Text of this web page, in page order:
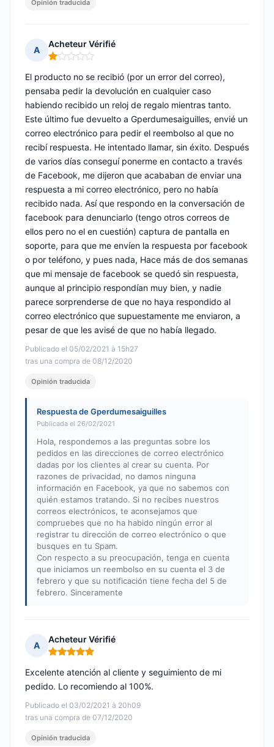
Opinión traducida
A
Acheteur Vérifié
Nota: 1 de 5
Publicado el 05/02/2021 à 15h27
tras una compra de 08/12/2020
El producto no se recibió (por un error del correo),
pensaba pedir la devolución en cualquier caso
habiendo recibido un reloj de regalo mientras tanto.
Este último fue devuelto a Gperdumesaiguilles, envié un
correo electrónico para pedir el reembolso al que no
recibí respuesta. He intentado llamar, sin éxito. Después
de varios días conseguí ponerme en contacto a través
de Facebook, me dijeron que acababan de enviar una
respuesta a mi correo electrónico, pero no había
recibido nada. Así que respondo en la conversación de
facebook para denunciarlo (tengo otros correos de
ellos pero no el en cuestión) captura de pantalla en
soporte, para que me envíen la respuesta por facebook
o por teléfono, y pues nada, Hace más de dos semanas
que mi mensaje de facebook se quedó sin respuesta,
aunque al principio respondían muy bien, y nadie
parece sorprenderse de que no haya respondido al
correo electrónico que supuestamente me enviaron, a
pesar de que les avisé de que no había llegado.
Opinión traducida
Respuesta de Gperdumesaiguilles
Publicada el 26/02/2021
Hola, respondemos a las preguntas sobre los
pedidos en las direcciones de correo electrónico
dadas por los clientes al crear su cuenta. Por
razones de privacidad, no damos ninguna
información en Facebook, ya que no sabemos con
quién estamos tratando. Si no recibes nuestros
correos electrónicos, te aconsejamos que
compruebes que no ha habido ningún error al
registrar tu dirección de correo electrónico o que
busques en tu Spam.
Con respecto a su preocupación, tenga en cuenta
que iniciamos un reembolso en su cuenta el 3 de
febrero y que su notificación tiene fecha del 5 de
febrero. Sinceramente
A
Acheteur Vérifié
Nota: 5 de 5
Publicado el 03/02/2021 à 20h09
tras una compra de 07/12/2020
Excelente atención al cliente y seguimiento de mi
pedido. Lo recomiendo al 100%.
Opinión traducida